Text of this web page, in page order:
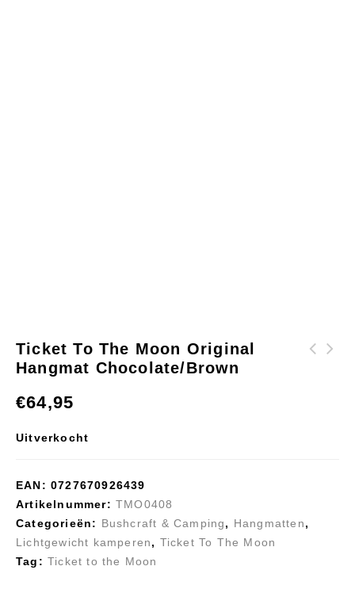
Ticket To The Moon Original
Hangmat Chocolate/Brown
€64,95
Uitverkocht
EAN: 0727670926439
Artikelnummer: TMO0408
Categorieën: Bushcraft & Camping, Hangmatten,
Lichtgewicht kamperen, Ticket To The Moon
Tag: Ticket to the Moon